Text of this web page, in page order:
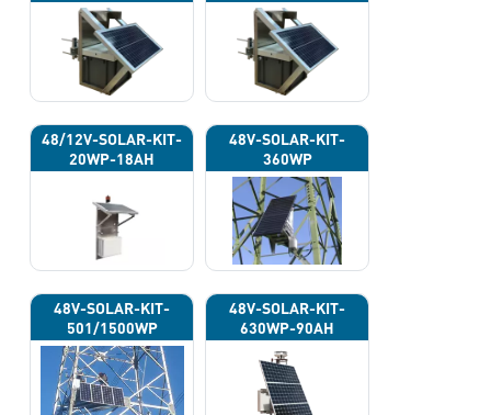
48/12V-SOLAR-KIT-
20WP-18AH
48V-SOLAR-KIT-
360WP
48V-SOLAR-KIT-
501/1500WP
48V-SOLAR-KIT-
630WP-90AH